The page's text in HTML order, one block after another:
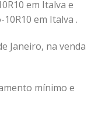
em Italva e
em Italva .
Janeiro, na venda
mínimo e